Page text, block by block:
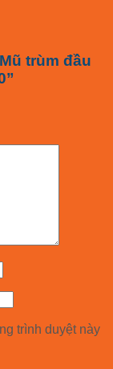
trùm đầu
trình duyệt này